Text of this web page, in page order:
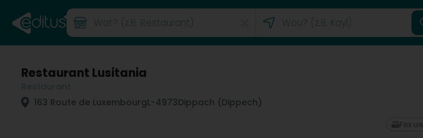
Restaurant Lusitania
163 Route de LuxembourgL-4973Dippach (Dippech)
Fax